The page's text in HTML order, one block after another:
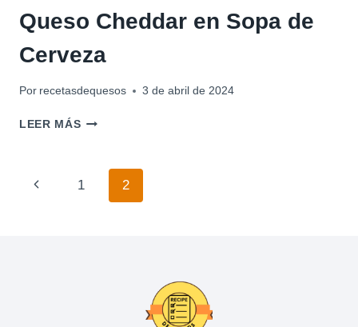
Queso Cheddar en Sopa de
Cerveza
Por recetasdequesos 3 de abril de 2024
LEER MÁSQUESO
SOPA
DE
CERVEZA
Navegación
Página
1 2